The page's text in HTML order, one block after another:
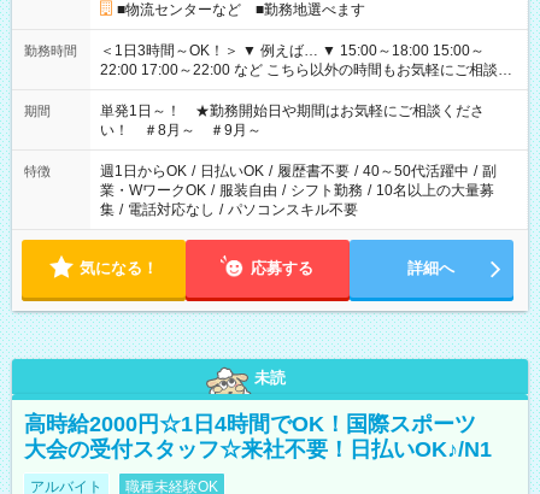
■物流センターなど ■勤務地選べます
勤務時間
＜1日3時間～OK！＞ ▼ 例えば… ▼ 15:00～18:00 15:00～
22:00 17:00～22:00 など こちら以外の時間もお気軽にご相談く
ださい！
期間
単発1日～！ ★勤務開始日や期間はお気軽にご相談くださ
い！ ＃8月～ ＃9月～
特徴 週1日からOK / 日払いOK / 履歴書不要 / 40～50代活躍中 / 副
業・WワークOK / 服装自由 / シフト勤務 / 10名以上の大量募
集 / 電話対応なし / パソコンスキル不要
気になる！ 応募する 詳細へ
未読
高時給2000円☆1日4時間でOK！国際スポーツ
大会の受付スタッフ☆来社不要！日払いOK♪/N1
アルバイト 職種未経験OK